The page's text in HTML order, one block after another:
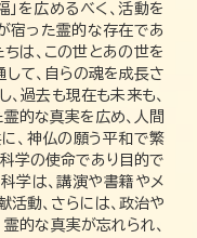
を広めるべく、活動を
宿った霊的な存在であ
ちは、この世とあの世を
て、自らの魂を成長さ
過去も現在も未来も、
霊的な真実を広め、人間
、神仏の願う平和で繁
学の使命であり目的で
学は、講演や書籍やメ
動、さらには、政治や
的な真実が忘れられ、